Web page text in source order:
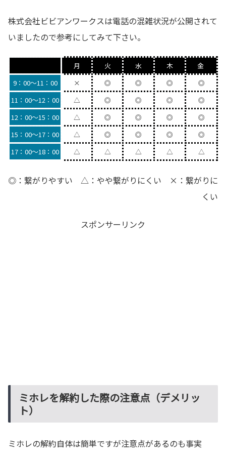
株式会社ビビアンワークスは電話の混雑状況が公開されて
いましたので参考にしてみて下さい。
月 火 水 木
金
9：00～11：00
× ◎ ◎ ◎
◎
11：00～12：00
△ ◎ ◎ ◎
◎
12：00～15：00
△ ◎ ◎ ◎
◎
15：00～17：00
△ ◎ ◎ ◎
◎
17：00～18：00
△ △ △ △ △
◎：繋がりやすい △：やや繋がりにくい ×：繋がりに
くい
スポンサーリンク
ミホレを解約した際の注意点（デメリッ
ト）
ミホレの解約自体は簡単ですが注意点があるのも事実